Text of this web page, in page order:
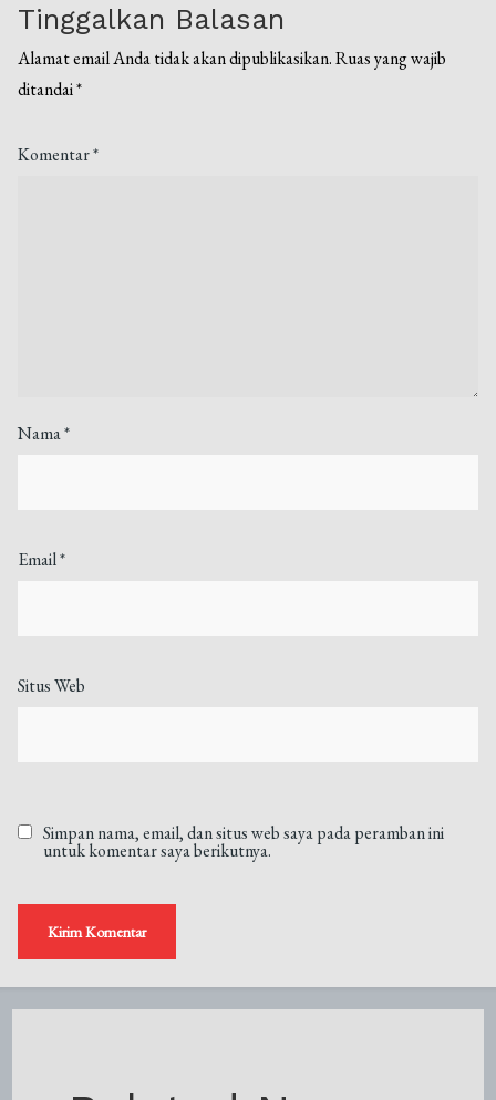
Tinggalkan Balasan
Alamat email Anda tidak akan dipublikasikan. Ruas yang wajib
ditandai*
Komentar*
Nama*
Email*
Situs Web
Simpan nama, email, dan situs web saya pada peramban ini
untuk komentar saya berikutnya.